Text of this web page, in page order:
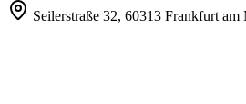
Seilerstraße 32, 60313 Frankfurt am